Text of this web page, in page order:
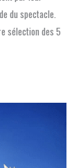
du spectacle.
sélection des 5